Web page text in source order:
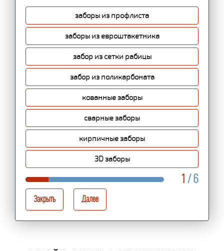
заборы из профлиста
заборы из евроштакетника
забор из сетки рабицы
забор из поликарбоната
кованные заборы
сварные заборы
кирпичные заборы
3D заборы
1 / 6
Закрыть Далее